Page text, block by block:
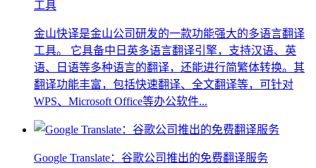
工具
金山快译是金山公司研发的一款功能强大的多语言翻译
工具。 它具备中日英多语言翻译引擎，支持汉语、英
语、日语等多种语言的翻译，还能进行简繁体转换。其
翻译功能丰富，包括快速翻译、全文翻译等，可针对
WPS、Microsoft Office等办公软件...
Google Translate：谷歌公司推出的免费翻译服务